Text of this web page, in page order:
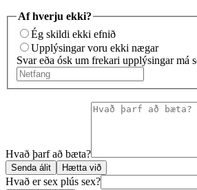
Af hverju ekki?
Ég skildi ekki efnið
Upplýsingar voru ekki nægar
Svar eða ósk um frekari upplýsingar má
Hvað þarf að bæta?
Senda álit Hætta við
Hvað er sex plús sex?